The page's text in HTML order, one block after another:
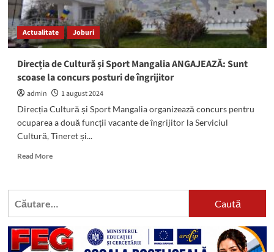
Actualitate Joburi
Direcția de Cultură și Sport Mangalia ANGAJEAZĂ: Sunt
scoase la concurs posturi de îngrijitor
admin
1 august 2024
Direcția Cultură și Sport Mangalia organizează concurs pentru
ocuparea a două funcții vacante de îngrijitor la Serviciul
Cultură, Tineret și...
Read MoreRead
Direcția
Sport
Mangalia
Caută